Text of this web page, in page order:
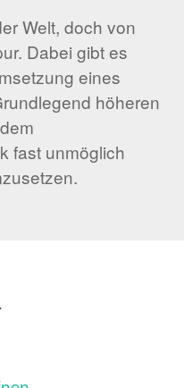
Welt, doch von
Dabei gibt es
eines
höheren
fast unmöglich
.